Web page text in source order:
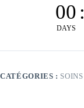
00
DAYS
:
CATÉGORIES :